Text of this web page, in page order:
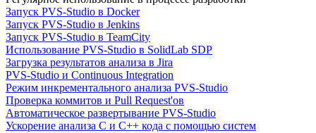
Запуск PVS-Studio в Docker
Запуск PVS-Studio в Jenkins
Запуск PVS-Studio в TeamCity
Использование PVS-Studio в SolidLab SDP
Загрузка результатов анализа в Jira
PVS-Studio и Continuous Integration
Режим инкрементального анализа PVS-Studio
Проверка коммитов и Pull Request'ов
Автоматическое развертывание PVS-Studio
Ускорение анализа C и C++ кода с помощью систем